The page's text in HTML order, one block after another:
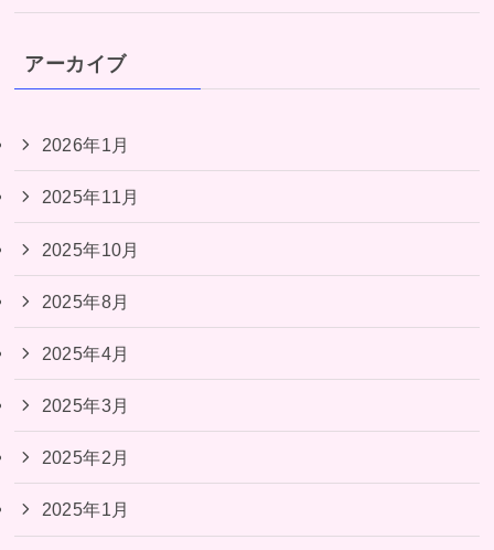
アーカイブ
2026年1月
2025年11月
2025年10月
2025年8月
2025年4月
2025年3月
2025年2月
2025年1月